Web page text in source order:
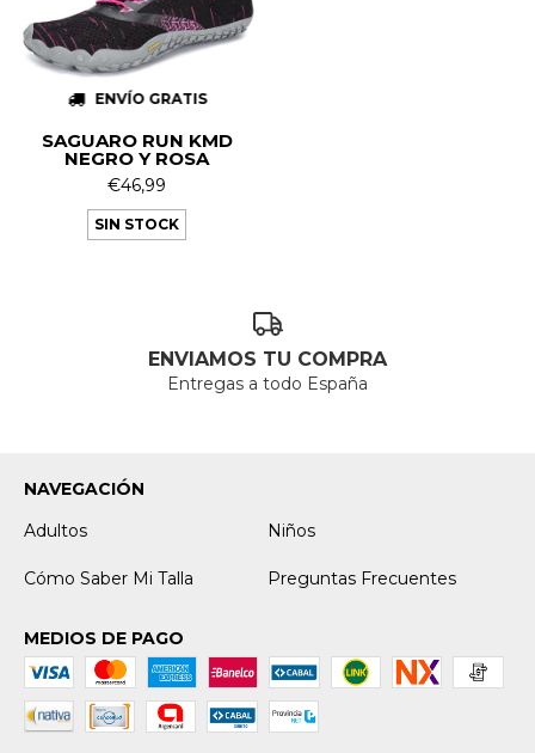
ENVÍO GRATIS
SAGUARO RUN KMD
NEGRO Y ROSA
€46,99
SIN STOCK
ENVIAMOS TU COMPRA
Entregas a todo España
NAVEGACIÓN
Adultos
Niños
Cómo Saber Mi Talla Preguntas Frecuentes
MEDIOS DE PAGO